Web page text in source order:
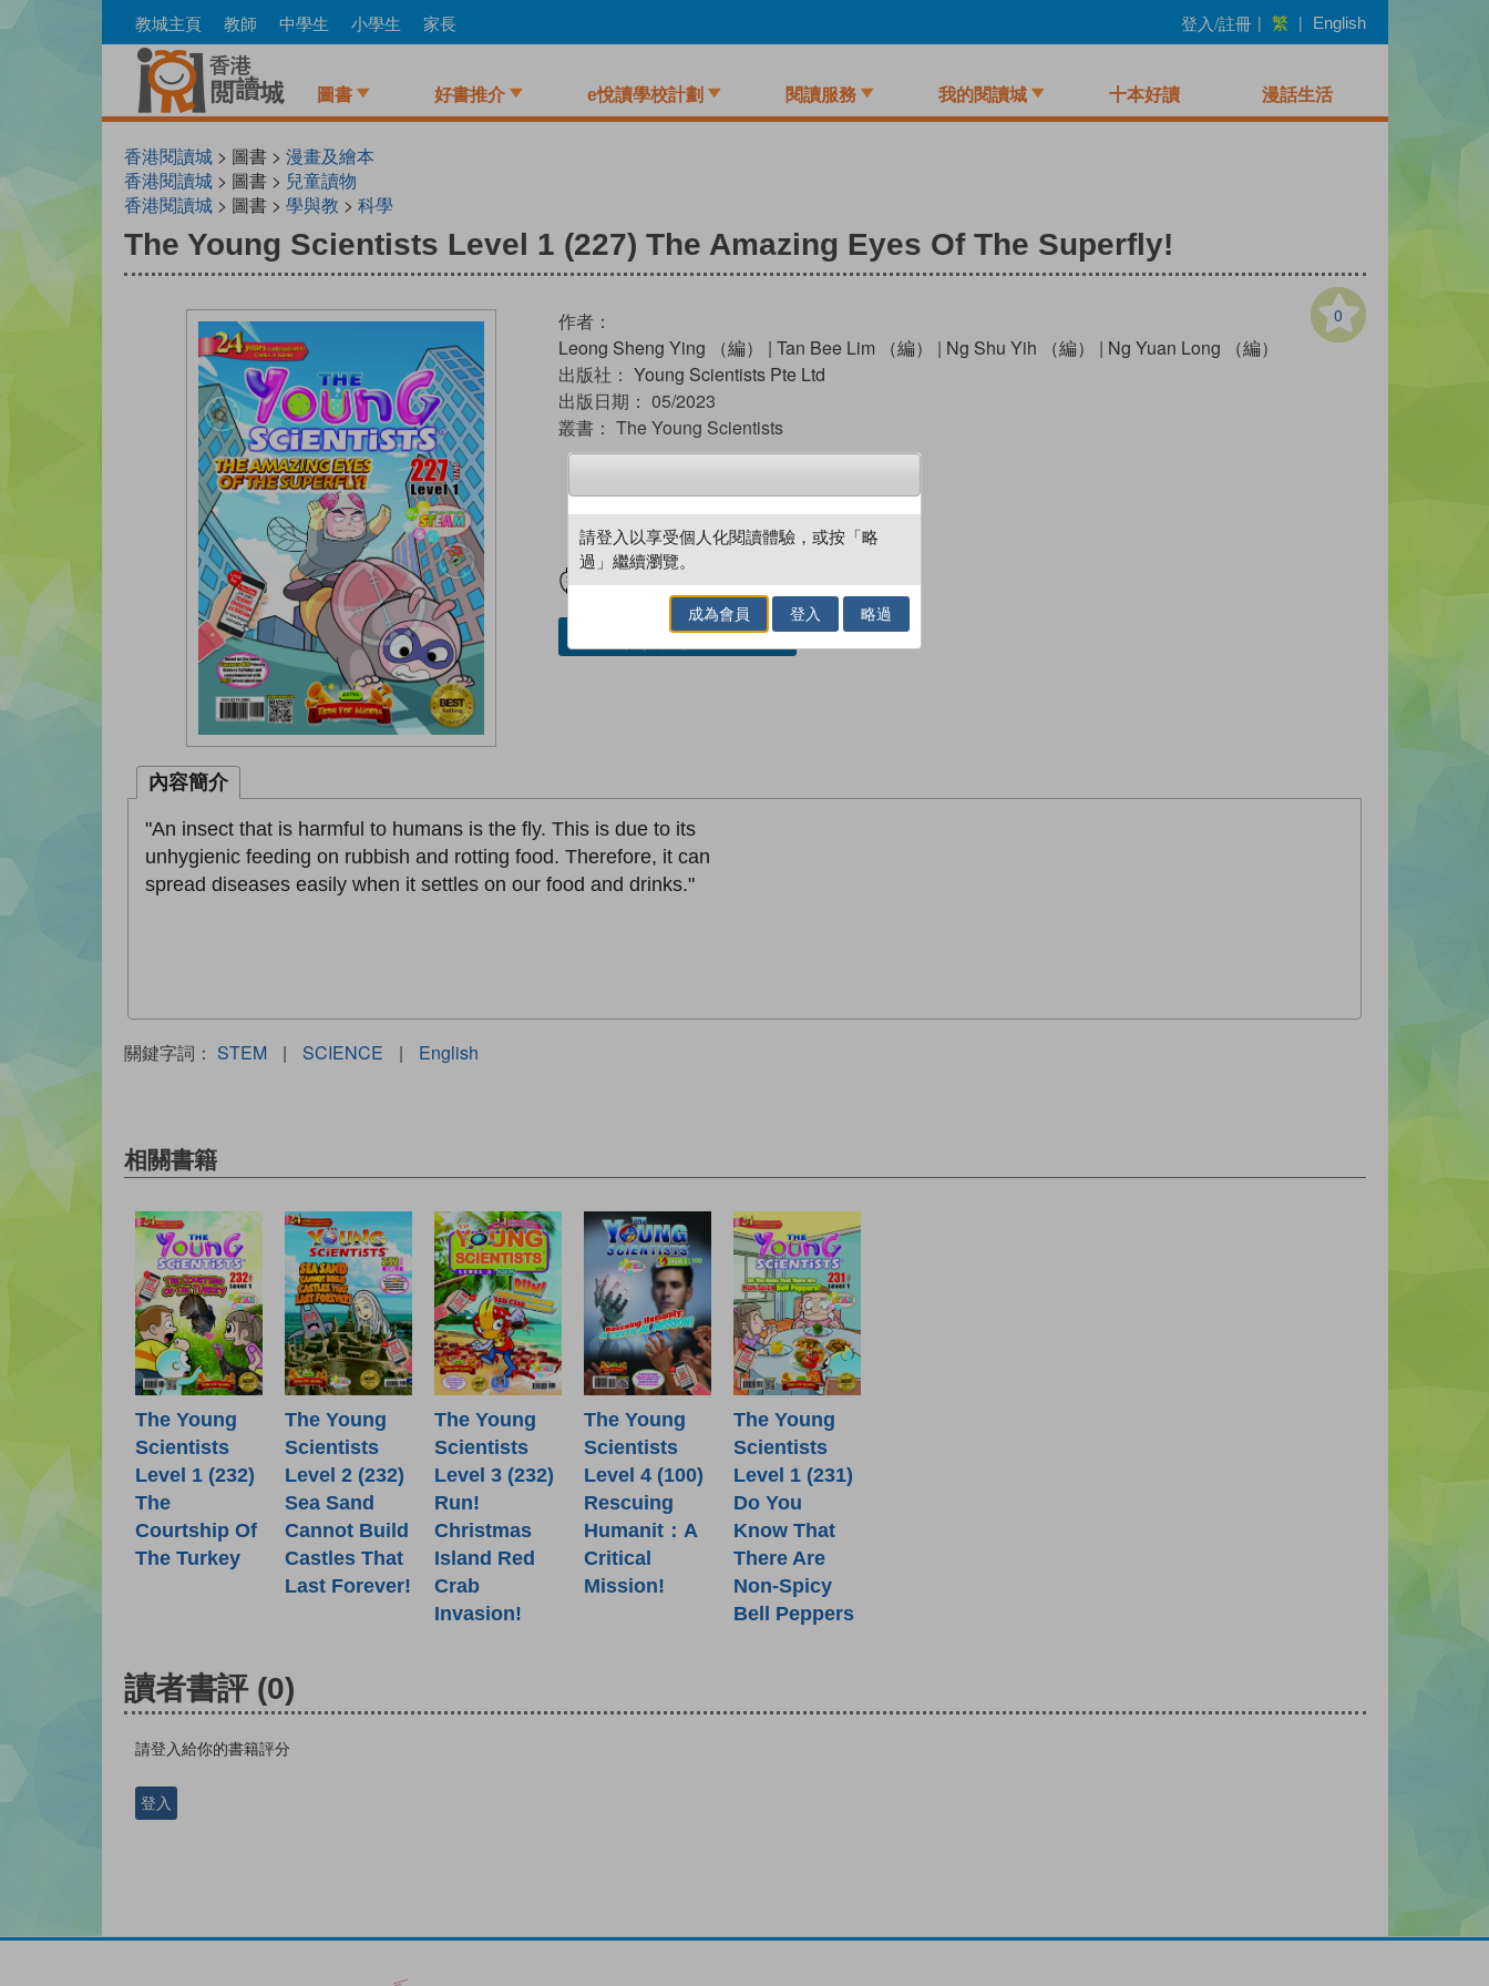
to
教城主頁 教師 中學生 小學生 家長 登入/註冊 | 繁 | English
圖書 好書推介 e悅讀學校計劃 閱讀服務 我的閱讀城 十本好讀 漫話生活
香港閱讀城> 圖書 > 漫畫及繪本
香港閱讀城> 圖書 > 兒童讀物
香港閱讀城> 圖書 > 學與教 > 科學
The Young Scientists Level 1 (227) The Amazing Eyes Of The Superfly!
0
作者：
Leong Sheng Ying （編）
| Tan Bee Lim （編） | Ng Shu Yih （編） | Ng Yuan Long （編）
出版社： Young Scientists Pte Ltd
出版日期： 05/2023
叢書： The Young Scientists
試閲 加入閱讀紀錄
內容簡介
"An insect that is harmful to humans is the fly. This is due to its
unhygienic feeding on rubbish and rotting food. Therefore, it can
spread diseases easily when it settles on our food and drinks."
關鍵字詞： STEM | SCIENCE | English
相關書籍
The Young
Scientists
Level 1 (232)
The
Courtship Of
The Turkey
The Young
Scientists
Level 2 (232)
Sea Sand
Cannot Build
Castles That
Last Forever!
The Young
Scientists
Level 3 (232)
Run!
Christmas
Island Red
Crab
Invasion!
The Young
Scientists
Level 4 (100)
Rescuing
Humanit：A
Critical
Mission!
The Young
Scientists
Level 1 (231)
Do You
Know That
There Are
Non-Spicy
Bell Peppers
讀者書評 (0)
請登入給你的書籍評分
登入
請登入以享受個人化閱讀體驗，或按「略
過」繼續瀏覽。
成為會員 登入 略過